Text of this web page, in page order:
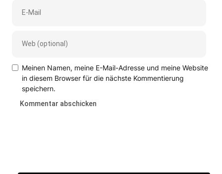
Meinen Namen, meine E-Mail-Adresse und meine Website
in diesem Browser für die nächste Kommentierung
speichern.